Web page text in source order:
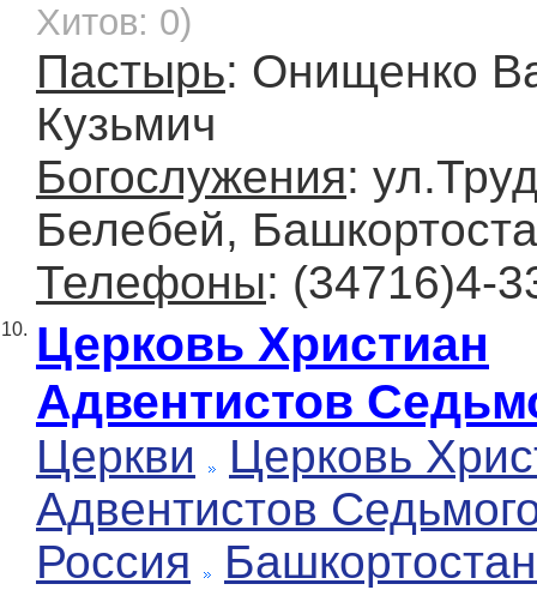
Хитов: 0)
Пастырь: Онищенко
Кузьмич
Богослужения:
Белебей,
Телефоны: (34716)4-
10. Церковь Христиан
Адвентистов
Церкви
Церковь
Адвентистов
Россия
Башкортостан